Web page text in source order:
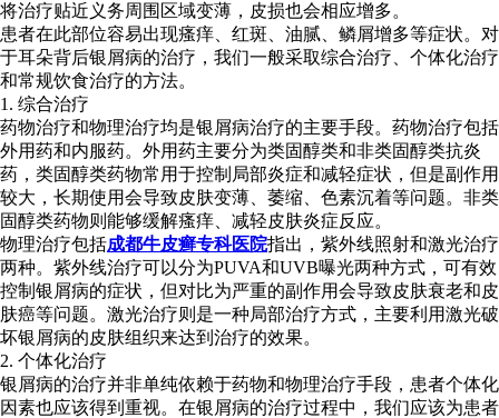
将治疗贴近义务周围区域变薄，皮损也会相应增多。
患者在此部位容易出现瘙痒、红斑、油腻、鳞屑增多等症状。对
于耳朵背后银屑病的治疗，我们一般采取综合治疗、个体化治疗
和常规饮食治疗的方法。
1. 综合治疗
药物治疗和物理治疗均是银屑病治疗的主要手段。药物治疗包括
外用药和内服药。外用药主要分为类固醇类和非类固醇类抗炎
药，类固醇类药物常用于控制局部炎症和减轻症状，但是副作用
较大，长期使用会导致皮肤变薄、萎缩、色素沉着等问题。非类
固醇类药物则能够缓解瘙痒、减轻皮肤炎症反应。
物理治疗包括成都牛皮癣专科医院指出，紫外线照射和激光治疗
两种。紫外线治疗可以分为PUVA和UVB曝光两种方式，可有效
控制银屑病的症状，但对比为严重的副作用会导致皮肤衰老和皮
肤癌等问题。激光治疗则是一种局部治疗方式，主要利用激光破
坏银屑病的皮肤组织来达到治疗的效果。
2. 个体化治疗
银屑病的治疗并非单纯依赖于药物和物理治疗手段，患者个体化
因素也应该得到重视。在银屑病的治疗过程中，我们应该为患者